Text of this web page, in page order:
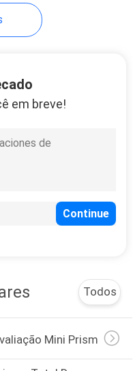
10
em breve!
Todos
Mini Prism